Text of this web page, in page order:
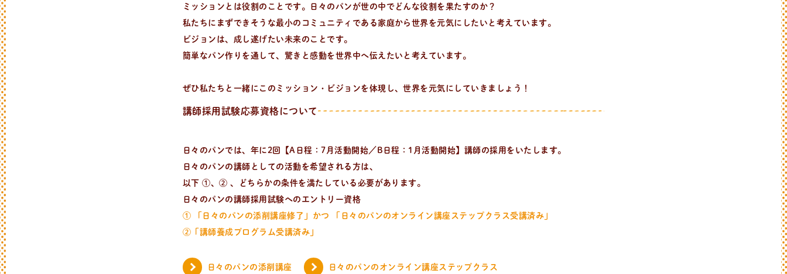
種類、作り方/シーン、材料から検索できる、簡単なパンやおやつのレシピをご紹介。
ミッションとは役割のことです。日々のパンが世の中でどんな役割を果たすのか？
私たちにまずできそうな最小のコミュニティである家庭から世界を元気にしたいと考えています。
ビジョンは、成し遂げたい未来のことです。
簡単なパン作りを通して、驚きと感動を世界中へ伝えたいと考えています。
ぜひ私たちと一緒にこのミッション・ビジョンを体現し、世界を元気にしていきましょう！
講師採用試験応募資格について
日々のパンでは、年に2回【A日程：7月活動開始／B日程：1月活動開始】講師の採用をいたします。
日々のパンの講師としての活動を希望される方は、
以下 ①、② 、どちらかの条件を満たしている必要があります。
日々のパンの講師採用試験へのエントリー資格
① 「日々のパンの添削講座修了」かつ 「日々のパンのオンライン講座ステップクラス受講済み」
②「講師養成プログラム受講済み」
日々のパンの添削講座 日々のパンのオンライン講座ステップクラス